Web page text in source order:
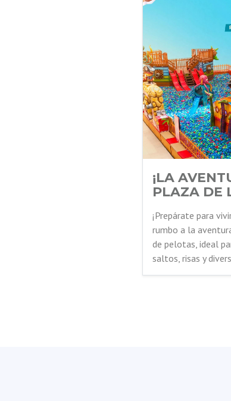
¡LA
PLAZA DE
¡Prepárate para
rumbo a la
de pelotas, ideal
saltos, risas y